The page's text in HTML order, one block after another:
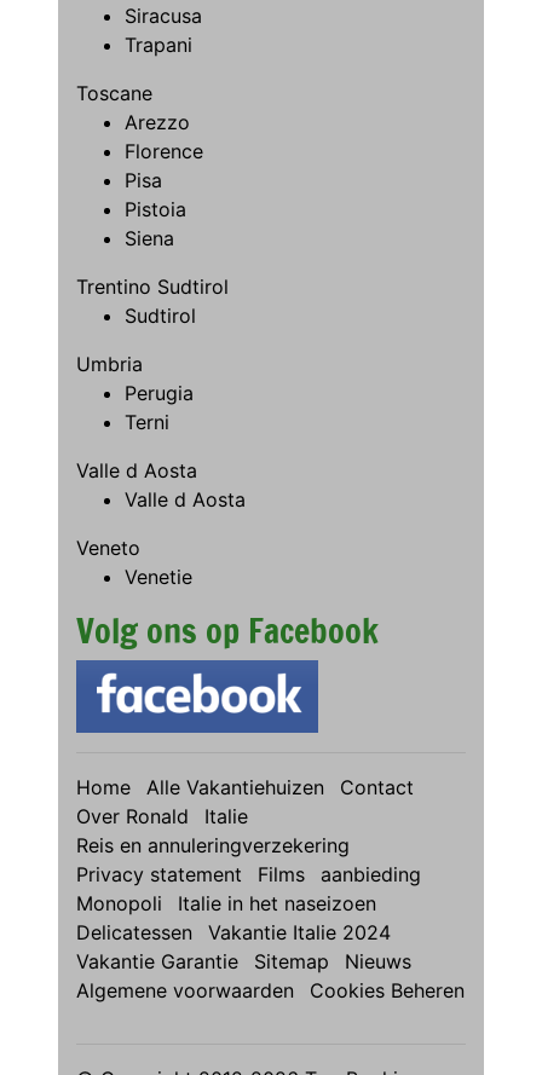
Siracusa
Trapani
Toscane
Arezzo
Florence
Pisa
Pistoia
Siena
Trentino Sudtirol
Sudtirol
Umbria
Perugia
Terni
Valle d Aosta
Valle d Aosta
Veneto
Venetie
Volg ons op Facebook
Home Alle Vakantiehuizen
Contact
Over Ronald
Italie
Reis en annuleringverzekering
Privacy statement
Films
aanbieding
Monopoli
Italie in het naseizoen
Delicatessen
Vakantie Italie 2024
Vakantie Garantie
Sitemap
Nieuws
Algemene voorwaarden
Cookies Beheren